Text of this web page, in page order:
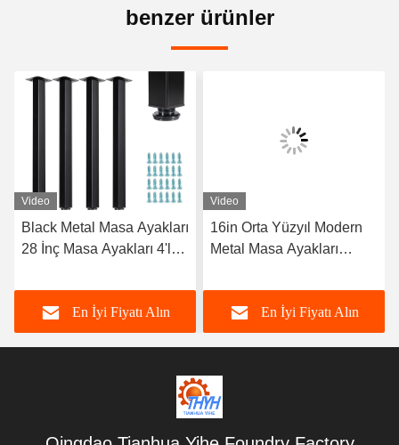
benzer ürünler
Video
Black Metal Masa Ayakları
28 İnç Masa Ayakları 4'lü
En İyi Fiyatı Alın
Video
16in Orta Yüzyıl Modern
Metal Masa Ayakları
En İyi Fiyatı Alın